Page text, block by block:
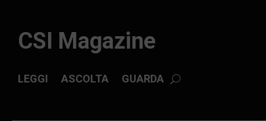
CSI Magazine
ASCOLTA GUARDA
LEGGI